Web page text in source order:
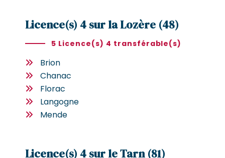
Licence(s) 4 sur la Lozère (48)
5 Licence(s) 4 transférable(s)
Brion
Chanac
Florac
Langogne
Mende
Licence(s) 4 sur le Tarn (81)